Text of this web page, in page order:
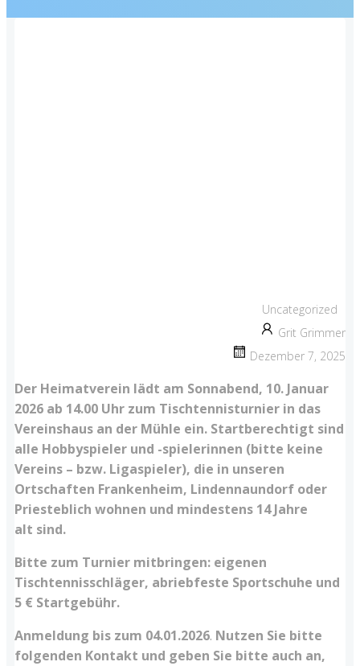
Uncategorized
Grit Grimmer
Dezember 7, 2025
Der Heimatverein lädt am Sonnabend, 10. Januar
2026 ab 14.00 Uhr zum Tischtennisturnier in das
Vereinshaus an der Mühle ein. Startberechtigt sind
alle Hobbyspieler und -spielerinnen (bitte keine
Vereins – bzw. Ligaspieler), die in unseren
Ortschaften Frankenheim, Lindennaundorf oder
Priesteblich wohnen und mindestens 14 Jahre
alt sind.
Bitte zum Turnier mitbringen: eigenen
Tischtennisschläger, abriebfeste Sportschuhe und
5 € Startgebühr.
Anmeldung bis zum 04.01.2026. Nutzen Sie bitte
folgenden Kontakt und geben Sie bitte auch an,